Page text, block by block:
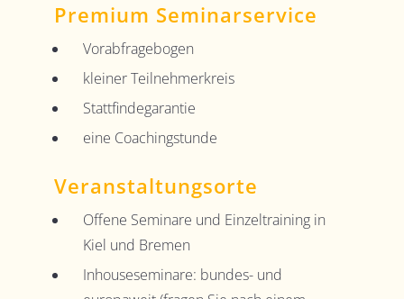
Premium Seminarservice
Vorabfragebogen
kleiner Teilnehmerkreis
Stattfindegarantie
eine Coachingstunde
Veranstaltungsorte
Offene Seminare und Einzeltraining in
Kiel und Bremen
Inhouseseminare: bundes- und